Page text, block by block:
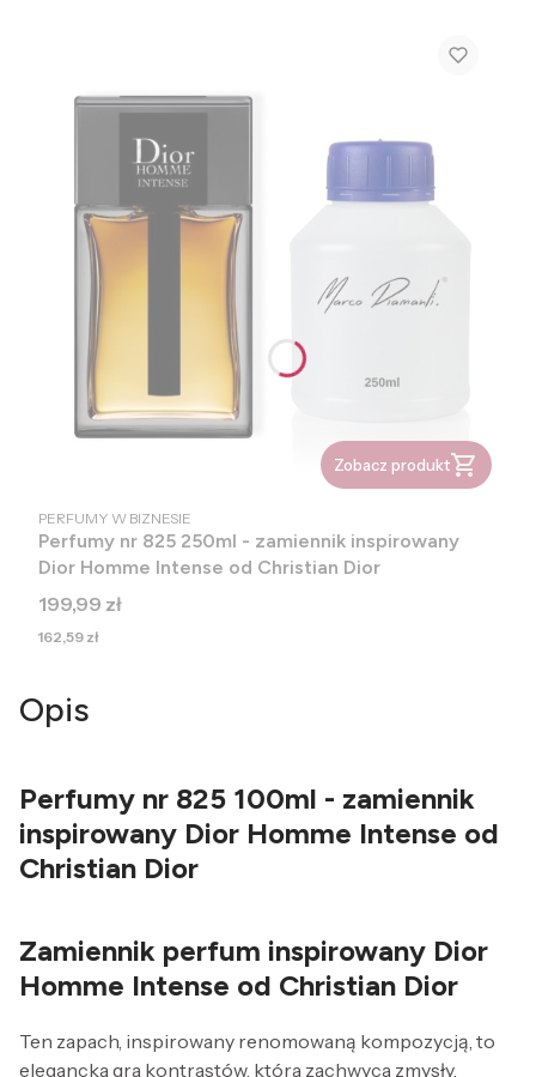
Zobacz produkt
PRODUCENT
PERFUMY W BIZNESIE
Perfumy nr 825 250ml - zamiennik inspirowany
Dior Homme Intense od Christian Dior
Cena
199,99 zł
Cena
162,59 zł
Opis
Perfumy nr 825 100ml - zamiennik
inspirowany Dior Homme Intense od
Christian Dior
Zamiennik perfum inspirowany Dior
Homme Intense od Christian Dior
Ten zapach, inspirowany renomowaną kompozycją, to
elegancka gra kontrastów, która zachwyca zmysły.